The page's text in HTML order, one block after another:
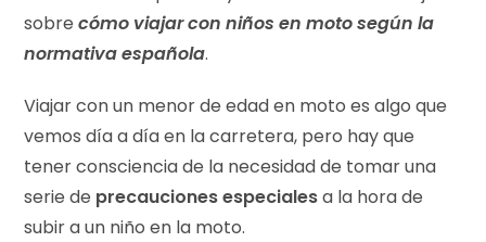
sobrecómo viajar con niños en motosegún la
normativa española.
Viajar con un menor de edad en moto es algo que
vemos día a día en la carretera, pero hay que
tener consciencia de la necesidad de tomar una
serie de precauciones especialesa la hora de
subir a un niño en la moto.